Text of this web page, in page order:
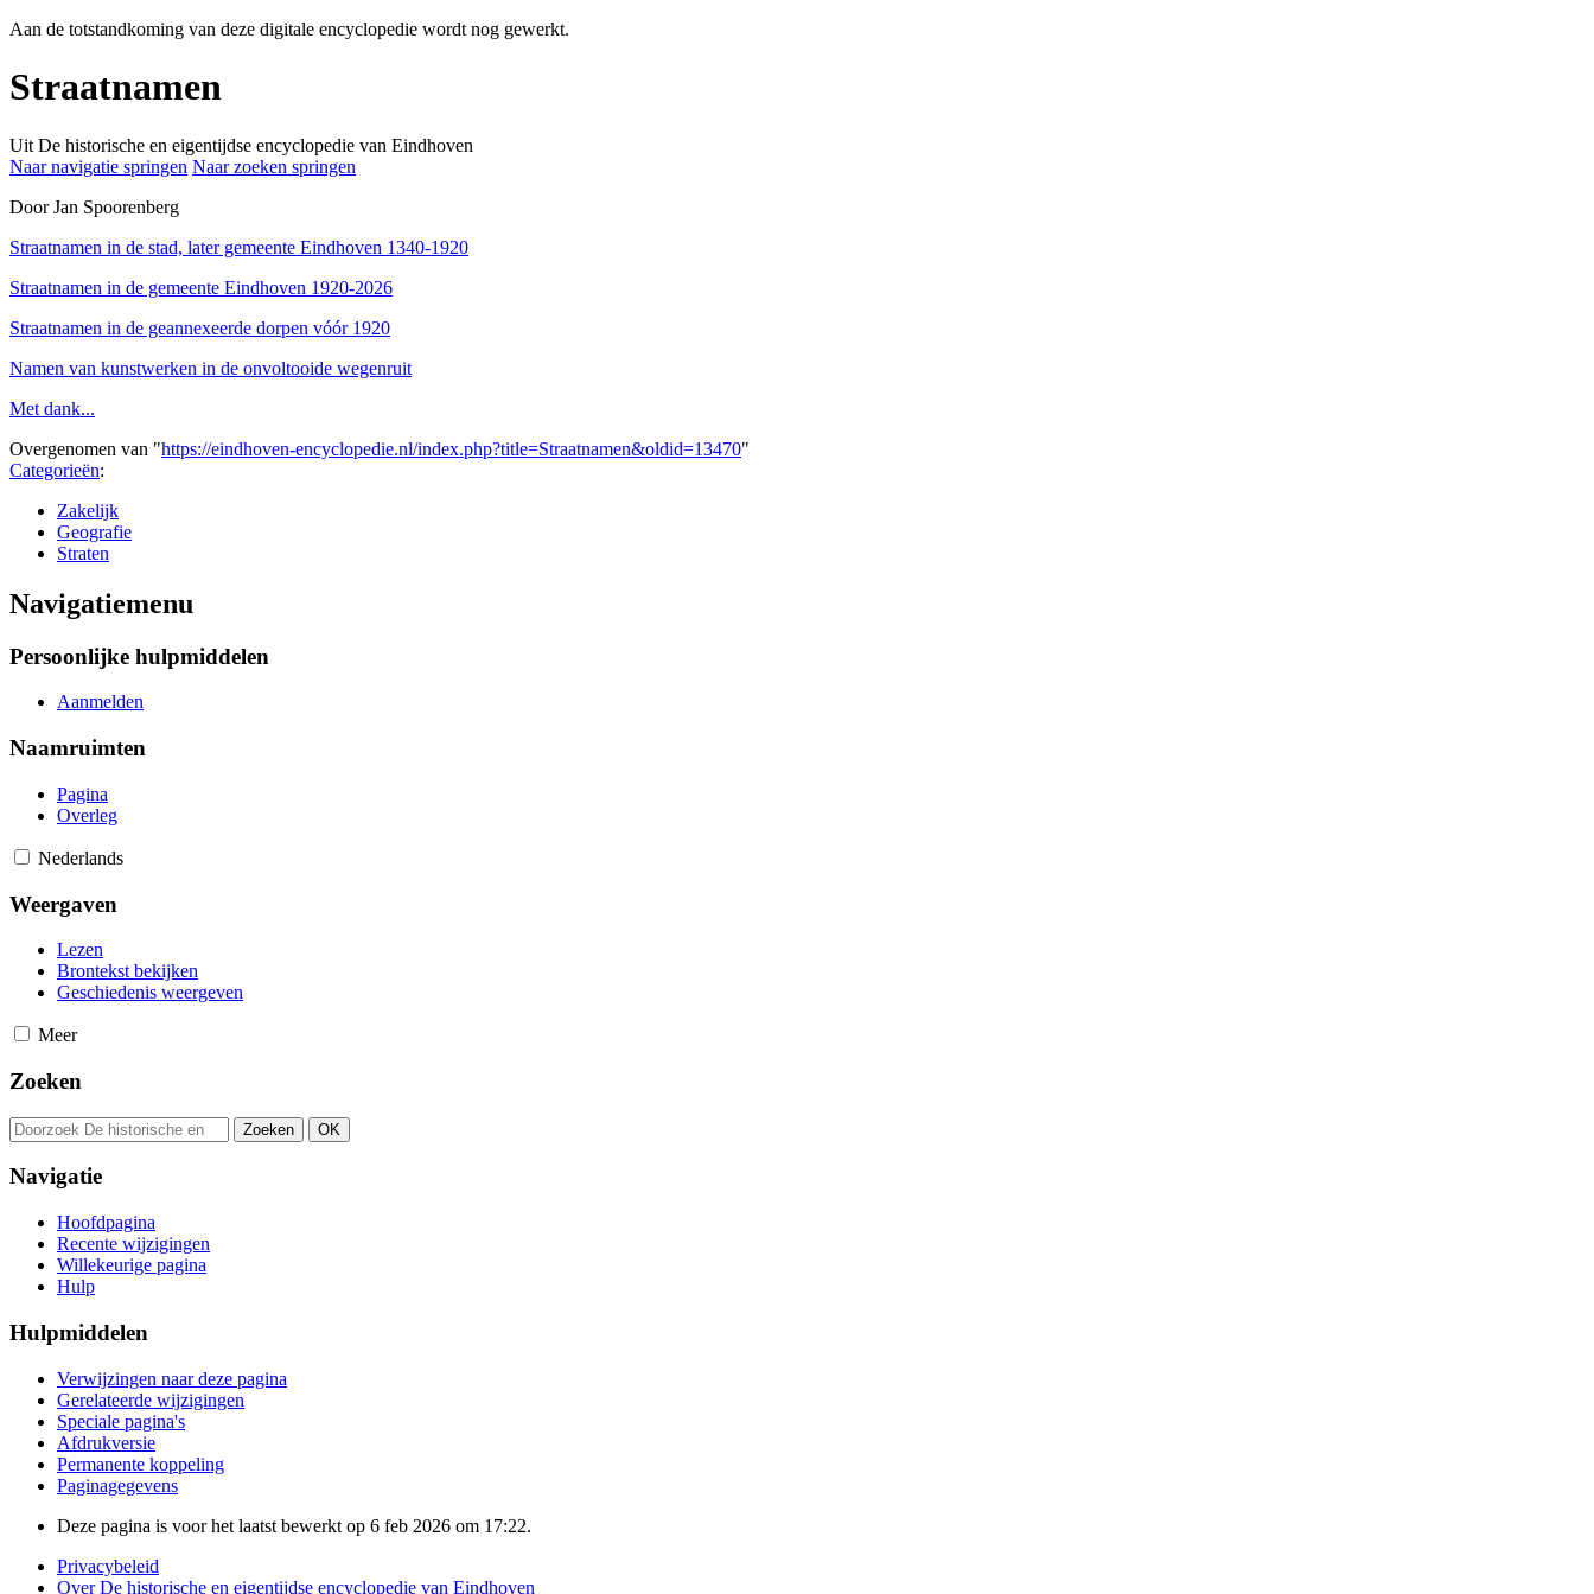
Aan de totstandkoming van deze digitale encyclopedie wordt nog gewerkt.
Straatnamen
Uit De historische en eigentijdse encyclopedie van Eindhoven
Naar navigatie springen Naar zoeken springen
Door Jan Spoorenberg
Straatnamen in de stad, later gemeente Eindhoven 1340-1920
Straatnamen in de gemeente Eindhoven 1920-2026
Straatnamen in de geannexeerde dorpen vóór 1920
Namen van kunstwerken in de onvoltooide wegenruit
Met dank...
Overgenomen van "https://eindhoven-encyclopedie.nl/index.php?title=Straatnamen&oldid=13470"
Categorieën:
Zakelijk
Geografie
Straten
Navigatiemenu
Persoonlijke hulpmiddelen
Aanmelden
Naamruimten
Pagina
Overleg
Nederlands
Weergaven
Lezen
Brontekst bekijken
Geschiedenis weergeven
Meer
Zoeken
Navigatie
Hoofdpagina
Recente wijzigingen
Willekeurige pagina
Hulp
Hulpmiddelen
Verwijzingen naar deze pagina
Gerelateerde wijzigingen
Speciale pagina's
Afdrukversie
Permanente koppeling
Paginagegevens
Deze pagina is voor het laatst bewerkt op 6 feb 2026 om 17:22.
Privacybeleid
Over De historische en eigentijdse encyclopedie van Eindhoven